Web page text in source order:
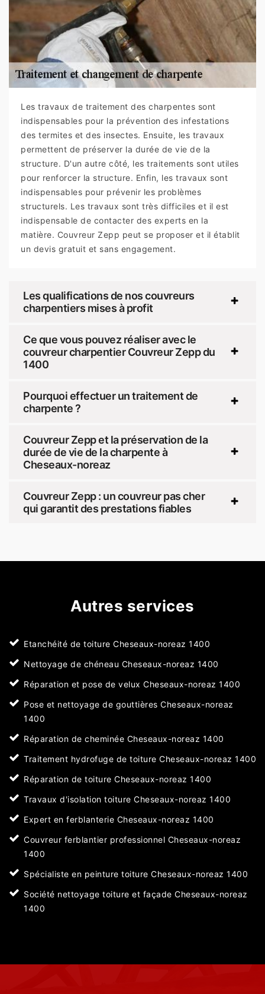
Les travaux de traitement des charpentes sont
indispensables pour la prévention des infestations
des termites et des insectes. Ensuite, les travaux
permettent de préserver la durée de vie de la
structure. D'un autre côté, les traitements sont utiles
pour renforcer la structure. Enfin, les travaux sont
indispensables pour prévenir les problèmes
structurels. Les travaux sont très difficiles et il est
indispensable de contacter des experts en la
matière. Couvreur Zepp peut se proposer et il établit
un devis gratuit et sans engagement.
Les qualifications de nos couvreurs
charpentiers mises à profit
Ce que vous pouvez réaliser avec le
couvreur charpentier Couvreur Zepp du
1400
Pourquoi effectuer un traitement de
charpente ?
Couvreur Zepp et la préservation de la
durée de vie de la charpente à
Cheseaux-noreaz
Couvreur Zepp : un couvreur pas cher
qui garantit des prestations fiables
Autres services
Etanchéité de toiture Cheseaux-noreaz 1400
Nettoyage de chéneau Cheseaux-noreaz 1400
Réparation et pose de velux Cheseaux-noreaz 1400
Pose et nettoyage de gouttières Cheseaux-noreaz
1400
Réparation de cheminée Cheseaux-noreaz 1400
Traitement hydrofuge de toiture Cheseaux-noreaz 1400
Réparation de toiture Cheseaux-noreaz 1400
Travaux d'isolation toiture Cheseaux-noreaz 1400
Expert en ferblanterie Cheseaux-noreaz 1400
Couvreur ferblantier professionnel Cheseaux-noreaz
1400
Spécialiste en peinture toiture Cheseaux-noreaz 1400
Société nettoyage toiture et façade Cheseaux-noreaz
1400